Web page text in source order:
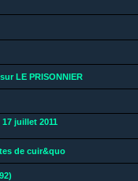
LE PRISONNIER
juillet 2011
de cuir&quo